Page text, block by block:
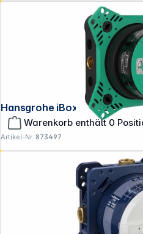
Warenkorb enthält 0
Artikel-Nr.:873497
**EVP = Empfohlener
Lieferanten
Alle Preise exkl.